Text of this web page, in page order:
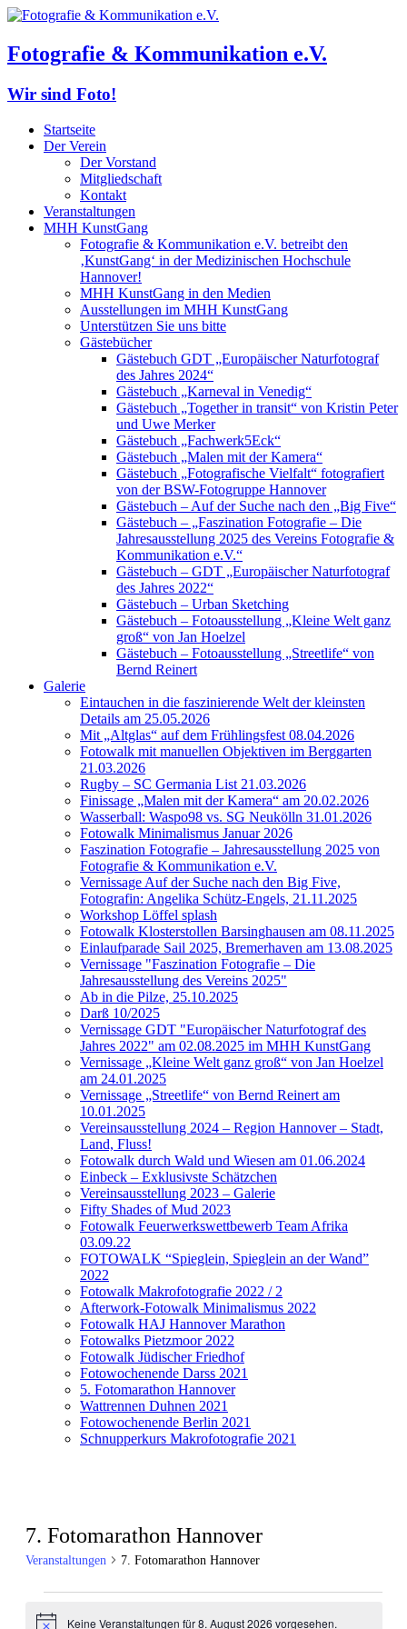
Fotografie & Kommunikation e.V.
Wir sind Foto!
Startseite
Der Verein
Der Vorstand
Mitgliedschaft
Kontakt
Veranstaltungen
MHH KunstGang
Fotografie & Kommunikation e.V. betreibt den
‚KunstGang‘ in der Medizinischen Hochschule
Hannover!
MHH KunstGang in den Medien
Ausstellungen im MHH KunstGang
Unterstützen Sie uns bitte
Gästebücher
Gästebuch GDT „Europäischer Naturfotograf
des Jahres 2024“
Gästebuch „Karneval in Venedig“
Gästebuch „Together in transit“ von Kristin Peter
und Uwe Merker
Gästebuch „Fachwerk5Eck“
Gästebuch „Malen mit der Kamera“
Gästebuch „Fotografische Vielfalt“ fotografiert
von der BSW-Fotogruppe Hannover
Gästebuch – Auf der Suche nach den „Big Five“
Gästebuch – „Faszination Fotografie – Die
Jahresausstellung 2025 des Vereins Fotografie &
Kommunikation e.V.“
Gästebuch – GDT „Europäischer Naturfotograf
des Jahres 2022“
Gästebuch – Urban Sketching
Gästebuch – Fotoausstellung „Kleine Welt ganz
groß“ von Jan Hoelzel
Gästebuch – Fotoausstellung „Streetlife“ von
Bernd Reinert
Galerie
Eintauchen in die faszinierende Welt der kleinsten
Details am 25.05.2026
Mit „Altglas“ auf dem Frühlingsfest 08.04.2026
Fotowalk mit manuellen Objektiven im Berggarten
21.03.2026
Rugby – SC Germania List 21.03.2026
Finissage „Malen mit der Kamera“ am 20.02.2026
Wasserball: Waspo98 vs. SG Neukölln 31.01.2026
Fotowalk Minimalismus Januar 2026
Faszination Fotografie – Jahresausstellung 2025 von
Fotografie & Kommunikation e.V.
Vernissage Auf der Suche nach den Big Five,
Fotografin: Angelika Schütz-Engels, 21.11.2025
Workshop Löffel splash
Fotowalk Klosterstollen Barsinghausen am 08.11.2025
Einlaufparade Sail 2025, Bremerhaven am 13.08.2025
Vernissage "Faszination Fotografie – Die
Jahresausstellung des Vereins 2025"
Ab in die Pilze, 25.10.2025
Darß 10/2025
Vernissage GDT "Europäischer Naturfotograf des
Jahres 2022" am 02.08.2025 im MHH KunstGang
Vernissage „Kleine Welt ganz groß“ von Jan Hoelzel
am 24.01.2025
Vernissage „Streetlife“ von Bernd Reinert am
10.01.2025
Vereinsausstellung 2024 – Region Hannover – Stadt,
Land, Fluss!
Fotowalk durch Wald und Wiesen am 01.06.2024
Einbeck – Exklusivste Schätzchen
Vereinsausstellung 2023 – Galerie
Fifty Shades of Mud 2023
Fotowalk Feuerwerkswettbewerb Team Afrika
03.09.22
FOTOWALK “Spieglein, Spieglein an der Wand”
2022
Fotowalk Makrofotografie 2022 / 2
Afterwork-Fotowalk Minimalismus 2022
Fotowalk HAJ Hannover Marathon
Fotowalks Pietzmoor 2022
Fotowalk Jüdischer Friedhof
Fotowochenende Darss 2021
5. Fotomarathon Hannover
Wattrennen Duhnen 2021
Fotowochenende Berlin 2021
Schnupperkurs Makrofotografie 2021
7. Fotomarathon Hannover
Veranstaltungen 7. Fotomarathon Hannover
Keine Veranstaltungen für 8. August 2026 vorgesehen.